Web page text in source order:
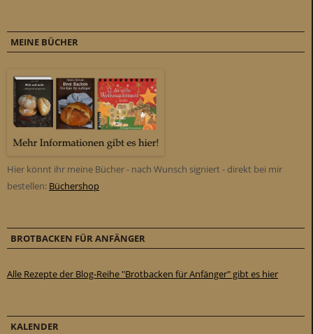
MEINE BÜCHER
Hier könnt ihr meine Bücher - nach Wunsch signiert - direkt bei mir
bestellen: Büchershop
BROTBACKEN FÜR ANFÄNGER
Alle Rezepte der Blog-Reihe "Brotbacken für Anfänger" gibt es hier
KALENDER